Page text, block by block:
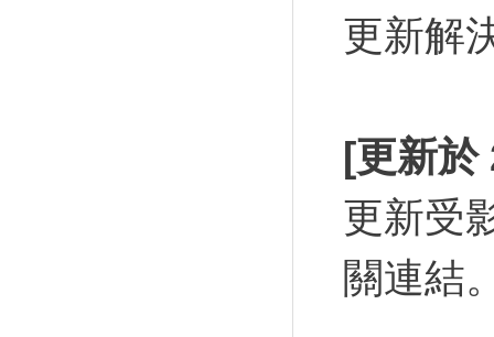
更新解
[更新
更新受
關連結